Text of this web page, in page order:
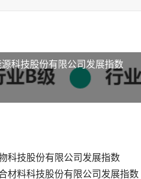
科技股份有限公司发展指数
科技股份有限公司发展指数
材料科技股份有限公司发展指数